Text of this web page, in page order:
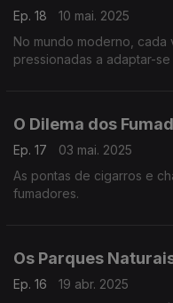
Ep. 18
10 mai. 2025
No mundo moderno, cada
pressionadas a adaptar-
O Dilema dos
Ep. 17
03 mai. 2025
As pontas de cigarros e
fumadores.
Os Parques
Ep. 16
19 abr. 2025